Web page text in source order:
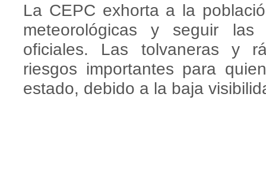
La CEPC exhorta a la
meteorológicas y seguir las
oficiales. Las tolvaneras y
riesgos importantes para
estado, debido a la baja